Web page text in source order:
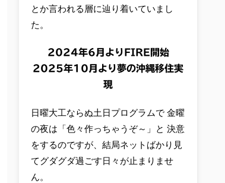
とか言われる層に辿り着いていまし
た。
2024年6月よりFIRE開始
2025年10月より夢の沖縄移住実
現
日曜大工ならぬ土日プログラムで 金曜
の夜は「色々作っちゃうぞ～」と 決意
をするのですが、結局ネットばかり見
てグダグダ過ごす日々が止まりませ
ん。